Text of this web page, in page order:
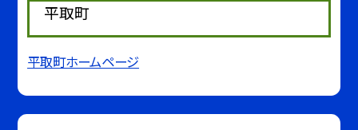
平取町
平取町ホームページ